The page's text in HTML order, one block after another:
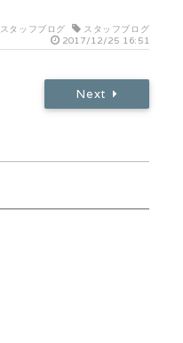
スタッフブログ
スタッフブログ
2017/12/25 16:51
Next